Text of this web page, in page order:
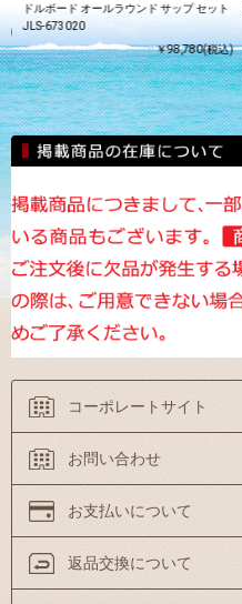
)
ドルボード オールラウンド サップ セット
JLS-673020
￥98,780(税込)
コーポレートサイト
お問い合わせ
お支払いについて
返品交換について